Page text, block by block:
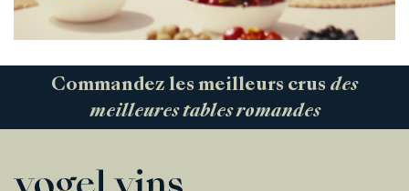
Commandez les meilleurs crus des
meilleures tables romandes